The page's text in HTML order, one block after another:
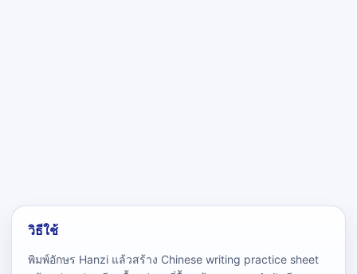
วิธีใช้
พิมพ์อักษร Hanzi แล้วสร้าง Chinese writing practice sheet